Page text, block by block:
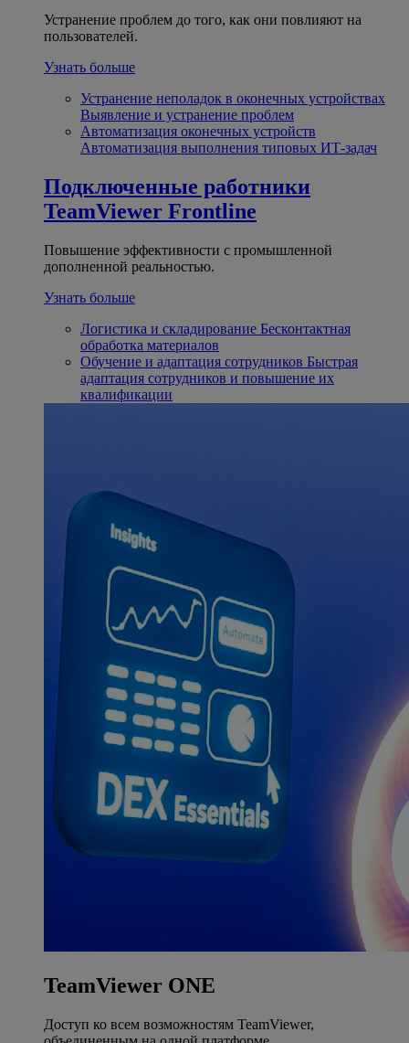
Устранение проблем до того, как они повлияют на
пользователей.
Узнать больше
Устранение неполадок в оконечных устройствах
Выявление и устранение проблем
Автоматизация оконечных устройств
Автоматизация выполнения типовых ИТ-задач
Подключенные работники
TeamViewer Frontline
Повышение эффективности с промышленной
дополненной реальностью.
Узнать больше
Логистика и складирование Бесконтактная
обработка материалов
Обучение и адаптация сотрудников Быстрая
адаптация сотрудников и повышение их
квалификации
TeamViewer ONE
Доступ ко всем возможностям TeamViewer,